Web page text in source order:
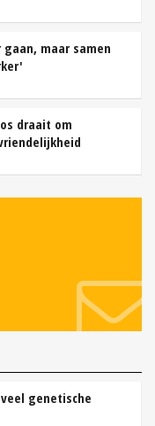
maar samen
draait om
genetische